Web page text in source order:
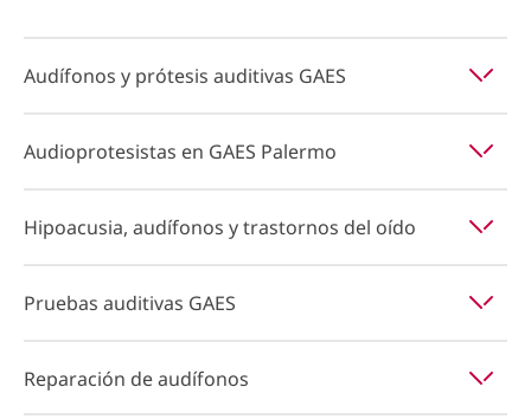
Audífonos y prótesis auditivas GAES
Audioprotesistas en GAES Palermo
Hipoacusia, audífonos y trastornos del oído
Pruebas auditivas GAES
Reparación de audífonos